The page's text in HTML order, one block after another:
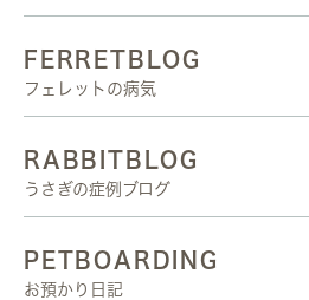
FERRETBLOG
フェレットの病気
RABBITBLOG
うさぎの症例ブログ
PETBOARDING
お預かり日記